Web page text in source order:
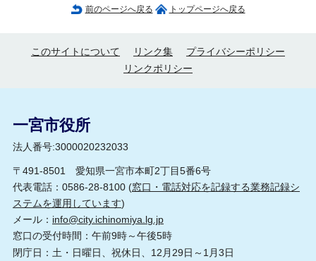
前のページへ戻る トップページへ戻る
このサイトについて リンク集
プライバシーポリシー
リンクポリシー
一宮市役所
法人番号:3000020232033
〒491-8501 愛知県一宮市本町2丁目5番6号
代表電話：0586-28-8100 (窓口・電話対応を記録する業務記録シ
ステムを運用しています)
メール： info@city.ichinomiya.lg.jp
窓口の受付時間：午前9時～午後5時
閉庁日：土・日曜日、祝休日、12月29日～1月3日